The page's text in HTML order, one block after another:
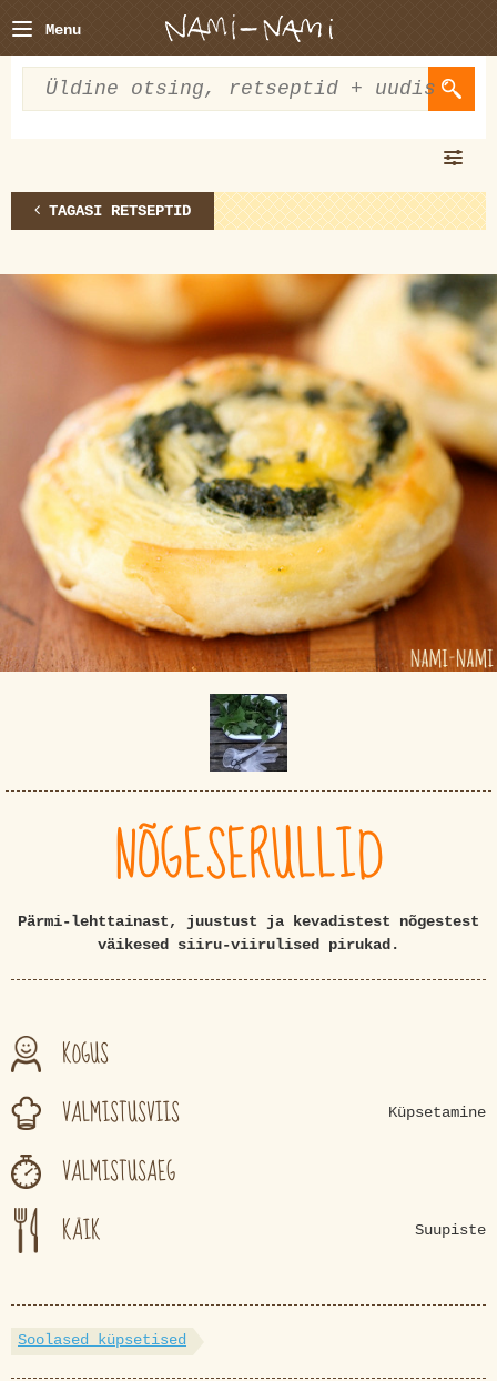
Menu
TAGASI RETSEPTID
NÕGESERULLID
Pärmi-lehttainast, juustust ja kevadistest nõgestest
väikesed siiru-viirulised pirukad.
KOGUS
VALMISTUSVIIS
Küpsetamine
VALMISTUSAEG
KÄIK
Suupiste
Soolased küpsetised